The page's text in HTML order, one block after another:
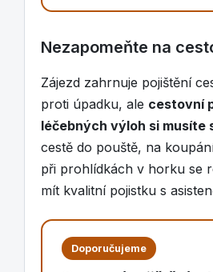
Nezapomeňte na
Zájezd zahrnuje pojištění
proti úpadku, ale cestovní
léčebných výloh si musíte
cestě do pouště, na
při prohlídkách v horku se
mít kvalitní pojistku s
Doporučujeme